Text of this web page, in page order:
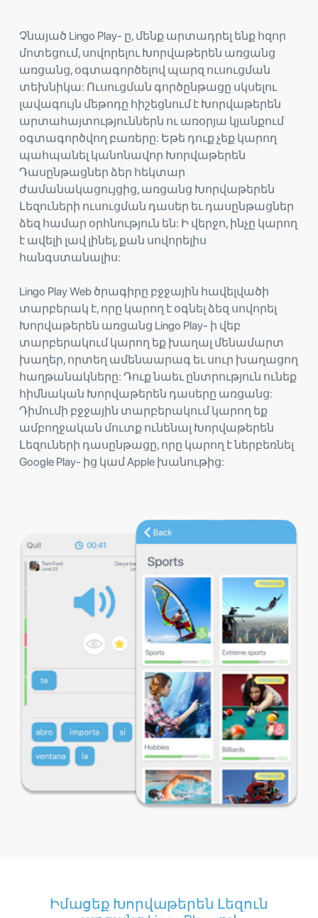
Չնայած Lingo Play- ը, մենք արտադրել ենք հզոր
մոտեցում, սովորելու Խորվաթերեն առցանց
առցանց, օգտագործելով պարզ ուսուցման
տեխնիկա: Ուսուցման գործընթացը սկսելու
լավագույն մեթոդը հիշեցնում է Խորվաթերեն
արտահայտություններն ու առօրյա կյանքում
օգտագործվող բառերը: Եթե ​​դուք չեք կարող
պահպանել կանոնավոր Խորվաթերեն
Դասընթացներ ձեր հեկտար
ժամանակացույցից, առցանց Խորվաթերեն
Լեզուների ուսուցման դասեր եւ դասընթացներ
ձեզ համար օրհնություն են: Ի վերջո, ինչը կարող
է ավելի լավ լինել, քան սովորելիս
հանգստանալիս:
Lingo Play Web ծրագիրը բջջային հավելվածի
տարբերակ է, որը կարող է օգնել ձեզ սովորել
Խորվաթերեն առցանց Lingo Play- ի վեբ
տարբերակում կարող եք խաղալ մենամարտ
խաղեր, որտեղ ամենաարագ եւ սուր խաղացող
հաղթանակները: Դուք նաեւ ընտրություն ունեք
հիմնական Խորվաթերեն դասերը առցանց:
Դիմումի բջջային տարբերակում կարող եք
ամբողջական մուտք ունենալ Խորվաթերեն
Լեզուների դասընթացը, որը կարող է ներբեռնել
Google Play- ից կամ Apple խանութից:
Իմացեք Խորվաթերեն Լեզուն